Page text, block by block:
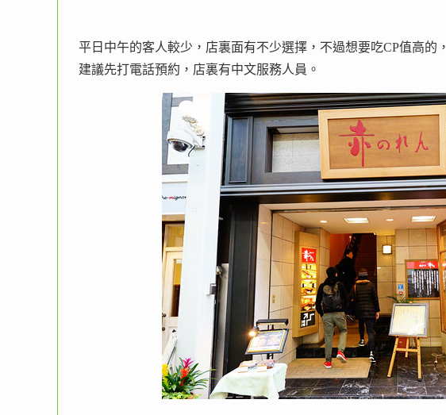
平日中午的客人較少，店裏面有不少選擇，不過想要吃CP值高的，
建議先打電話預約，店裏有中文服務人員。